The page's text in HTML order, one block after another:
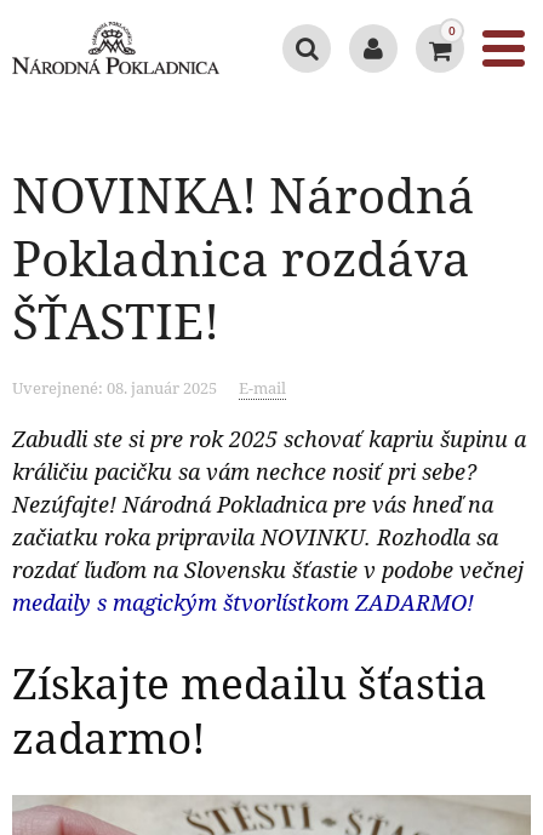
0
NOVINKA! Národná
Pokladnica rozdáva
ŠŤASTIE!
Uverejnené: 08. január 2025 E-mail
Zabudli ste si pre rok 2025 schovať kapriu šupinu a
králičiu pacičku sa vám nechce nosiť pri sebe?
Nezúfajte! Národná Pokladnica pre vás hneď na
začiatku roka pripravila NOVINKU. Rozhodla sa
rozdať ľuďom na Slovensku šťastie v podobe večnej
medaily s magickým štvorlístkom ZADARMO!
Získajte medailu šťastia
zadarmo!